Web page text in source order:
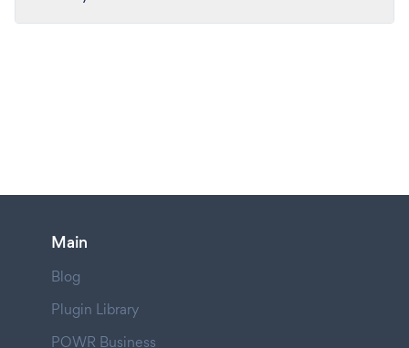
Main
Blog
Plugin Library
POWR Business